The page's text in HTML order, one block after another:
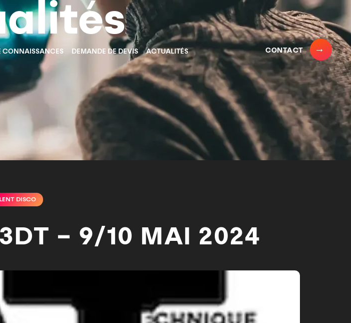
CONNAISSANCES DEMANDE DE DEVIS ACTUALITÉS CONTACT
DISCO
– 9/10 MAI 2024